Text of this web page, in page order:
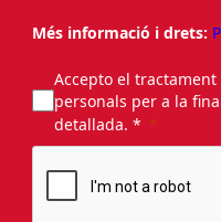
Més informació i drets:
Accepto el tractament
personals per a la
detallada. *